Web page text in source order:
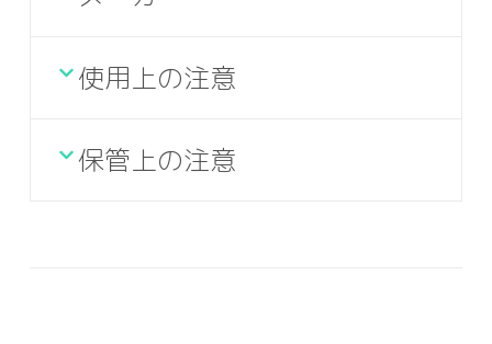
使用上の注意
保管上の注意